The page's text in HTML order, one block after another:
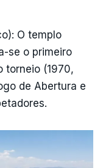
O templo
se o primeiro
torneio (1970,
de Abertura e